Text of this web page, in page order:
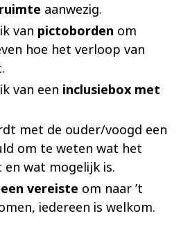
aanwezig.
van pictoborden om
hoe het verloop van
van een inclusiebox met
met de ouder/voogd een
om te weten wat het
wat mogelijk is.
vereiste om naar ’t
iedereen is welkom.